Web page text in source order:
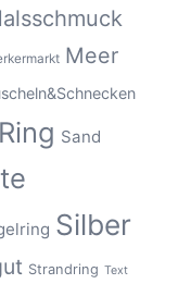
Meer
Ring Sand
Silber
Strandring Text